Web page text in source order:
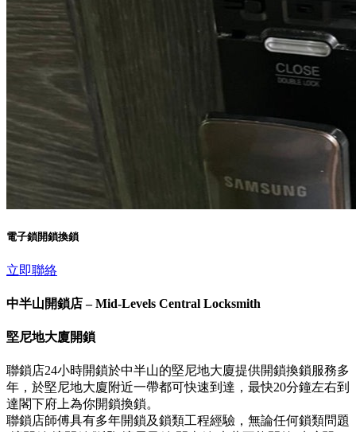
電子鎖開鎖換鎖
立即聯絡
中半山開鎖店 – Mid-Levels Central Locksmith
堅尼地大廈開鎖
聯鎖店24小時開鎖於中半山的堅尼地大廈提供開鎖換鎖服務多
年，於堅尼地大廈附近一帶都可快速到達，最快20分鐘左右到
達閣下府上為你開鎖換鎖。
聯鎖店師傅具有多年開鎖及鎖類工程經驗，無論任何鎖類問題